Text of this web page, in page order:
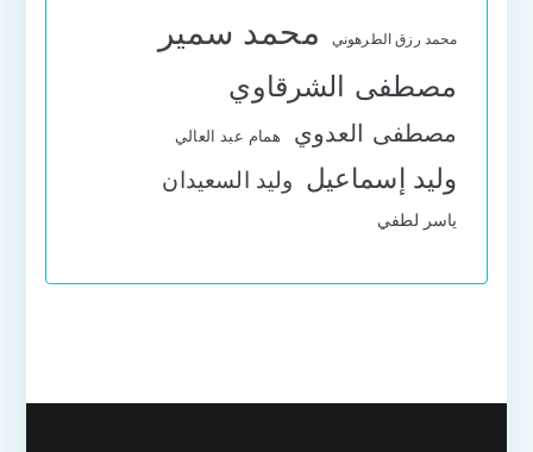
محمد رزق الطرهوني محمد سمير
مصطفى الشرقاوي
مصطفى العدوي همام عبد العالي
وليد إسماعيل وليد السعيدان
ياسر لطفي